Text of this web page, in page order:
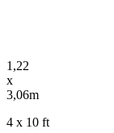
1,22
x
3,06m
4 x 10 ft